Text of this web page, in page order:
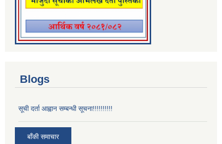
Blogs
सूची दर्ता आह्वान सम्बन्धी सूचना!!!!!!!!!!
बाँकी समाचार